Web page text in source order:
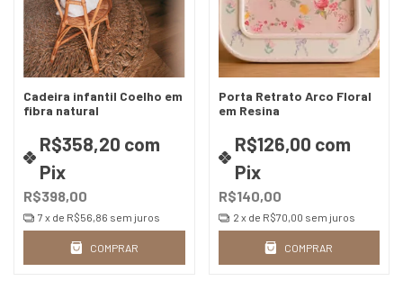
Cadeira infantil Coelho em
fibra natural
R$398,00
R$358,20 com
Pix
7 x de R$56,86 sem juros
COMPRAR
Porta Retrato Arco Floral
em Resina
R$140,00
R$126,00 com
Pix
2 x de R$70,00 sem juros
COMPRAR